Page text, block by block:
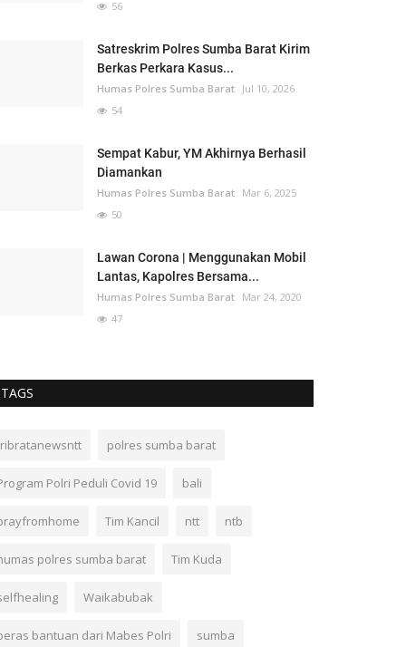
56
Satreskrim Polres Sumba Barat Kirim
Berkas Perkara Kasus...
Humas Polres Sumba Barat Jul 10, 2026
54
Sempat Kabur, YM Akhirnya Berhasil
Diamankan
Humas Polres Sumba Barat Mar 6, 2025
50
Lawan Corona | Menggunakan Mobil
Lantas, Kapolres Bersama...
Humas Polres Sumba Barat Mar 24, 2020
47
TAGS
polres sumba barat
Polri Peduli Covid 19 bali
Tim Kancil ntt ntb
polres sumba barat Tim Kuda
Waikabubak
bantuan dari Mabes Polri sumba